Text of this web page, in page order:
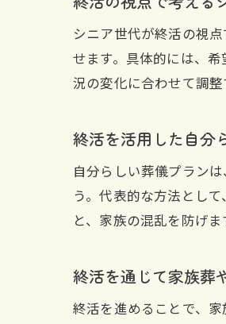
シニア世代が終活の視
せます。具体的には、
況の変化に合わせて調
終活を活用した自分
自分らしい葬儀プラン
う。代表的な方法とし
と、家族の混乱を防げ
終活を通じて家族葬
終活を進めることで、